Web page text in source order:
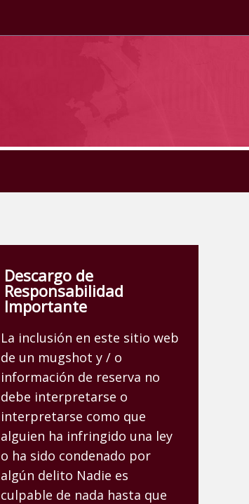
Descargo de
Responsabilidad
Importante
La inclusión en este sitio web
de un mugshot y / o
información de reserva no
debe interpretarse o
interpretarse como que
alguien ha infringido una ley
o ha sido condenado por
algún delito Nadie es
culpable de nada hasta que